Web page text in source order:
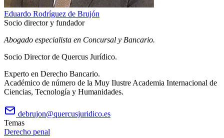
Eduardo Rodríguez de Brujón
Socio director y fundador
Abogado especialista en Concursal y Bancario.
Socio Director de Quercus Jurídico.
Experto en Derecho Bancario.
Académico de número de la Muy Ilustre Academia Internacional de
Ciencias, Tecnología y Humanidades.
debrujon@quercusjuridico.es
Temas
Derecho penal